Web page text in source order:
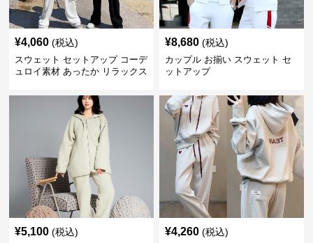
¥4,060 (税込)
スウェット セットアップ コーデ
ュロイ素材 あったか リラックス
¥8,680 (税込)
カップル お揃い スウェット セ
ットアップ
¥5,100 (税込) ¥4,260 (税込)